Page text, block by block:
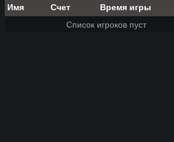
Имя Счет
Время игры
Список игроков пуст